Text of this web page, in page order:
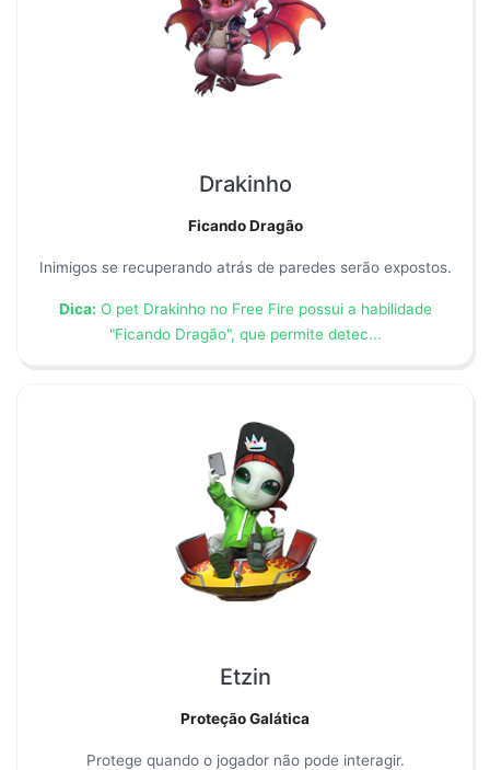
Drakinho
Ficando Dragão
Inimigos se recuperando atrás de paredes serão expostos.
Dica: O pet Drakinho no Free Fire possui a habilidade
"Ficando Dragão", que permite detec...
Etzin
Proteção Galática
Protege quando o jogador não pode interagir.